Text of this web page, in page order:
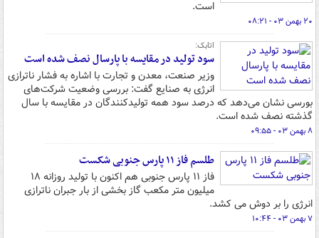
است.
۲۰ بهمن ۰۳ - ۰۸:۲۱
اتابک:
سود تولید در مقایسه با پارسال نصف شده است
وزیر صنعت، معدن و تجارت با اشاره به فشار ناترازی
انرژی به صنایع گفت: بررسی وضعیت شرکت‌های
بورسی نشان می‌دهد که درصد سود همه تولیدکنندگان در مقایسه با سال
گذشته نصف شده است.
۸ بهمن ۰۳ - ۰۹:۵۵
طلسم فاز ۱۱ پارس جنوبی شکست
فاز ۱۱ پارس جنوبی هم اکنون با تولید روزانه ۱۸
میلیون متر مکعب گاز بخشی از بار جبران ناترازی
انرژی را بر دوش می کشد.
۷ بهمن ۰۳ - ۱۰:۴۴